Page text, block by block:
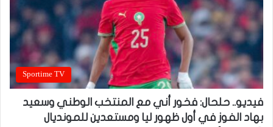
Sportime TV
فيديو.. حلحال: فخور أني مع المنتخب الوطني وسعيد
بهاد الفوز في أول ظهور ليا ومستعدين للمونديال